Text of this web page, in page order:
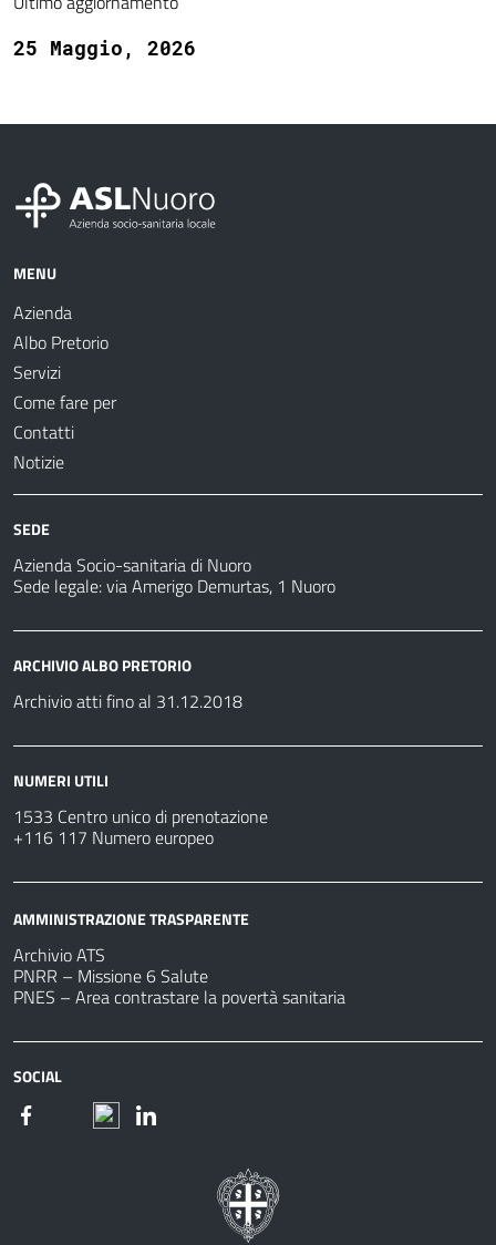
25 Maggio, 2026
MENU
Azienda
Albo Pretorio
Servizi
Come fare per
Contatti
Notizie
SEDE
Azienda Socio-sanitaria di Nuoro
Sede legale: via Amerigo Demurtas, 1 Nuoro
ARCHIVIO ALBO PRETORIO
Archivio atti fino al 31.12.2018
NUMERI UTILI
1533 Centro unico di prenotazione
+116 117 Numero europeo
AMMINISTRAZIONE TRASPARENTE
Archivio ATS
PNRR – Missione 6 Salute
PNES – Area contrastare la povertà sanitaria
SOCIAL